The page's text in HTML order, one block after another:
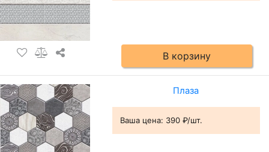
В корзину
Плаза
Ваша цена: 390 ₽/шт.